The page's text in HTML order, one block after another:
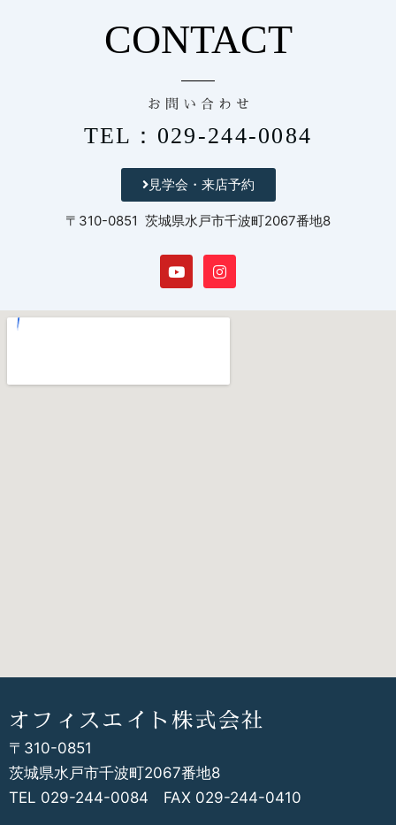
CONTACT
お 問 い 合 わ せ
TEL：029-244-0084
見学会・来店予約
〒310-0851 茨城県水戸市千波町2067番地8
o
u
t
u
I
n
s
t
a
m
オフィスエイト株式会社
〒310-0851
茨城県水戸市千波町2067番地8
TEL 029-244-0084 FAX 029-244-0410